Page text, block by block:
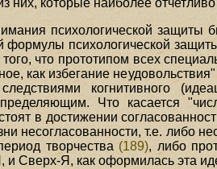
них, которые наиболее
психологической защиты
формулы психологической
что прототипом всех
как избегание неудовольствия"
когнитивного
Что касается
в достижении
несогласованности, т.е. либо
творчества(189), либо
и Сверх-Я, как оформилась эта